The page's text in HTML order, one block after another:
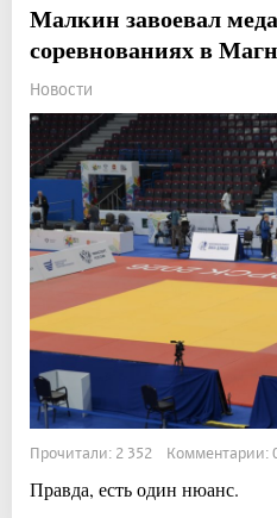
Малкин завоевал
соревнованиях в
Новости
Прочитали: 2 352 Комментарии:
Правда, есть один нюанс.